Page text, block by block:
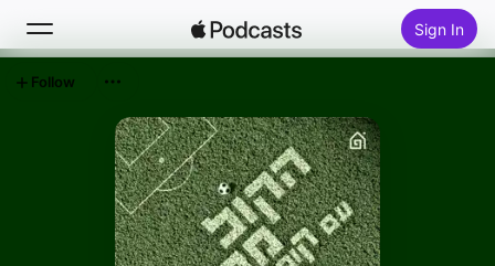
Sign In
Top Charts
Follow